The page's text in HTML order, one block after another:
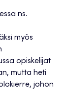
ns.
myös
opiskelijat
mutta heti
, johon